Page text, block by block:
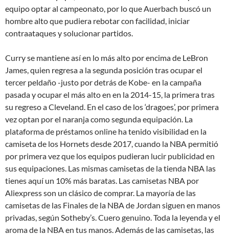
equipo optar al campeonato, por lo que Auerbach buscó un
hombre alto que pudiera rebotar con facilidad, iniciar
contraataques y solucionar partidos.
Curry se mantiene así en lo más alto por encima de LeBron
James, quien regresa a la segunda posición tras ocupar el
tercer peldaño -justo por detrás de Kobe- en la campaña
pasada y ocupar el más alto en en la 2014-15, la primera tras
su regreso a Cleveland. En el caso de los ‘dragoes’, por primera
vez optan por el naranja como segunda equipación. La
plataforma de préstamos online ha tenido visibilidad en la
camiseta de los Hornets desde 2017, cuando la NBA permitió
por primera vez que los equipos pudieran lucir publicidad en
sus equipaciones. Las mismas camisetas de la tienda NBA las
tienes aquí un 10% más baratas. Las camisetas NBA por
Aliexpress son un clásico de comprar. La mayoría de las
camisetas de las Finales de la NBA de Jordan siguen en manos
privadas, según Sotheby’s. Cuero genuino. Toda la leyenda y el
aroma de la NBA en tus manos. Además de las camisetas, las